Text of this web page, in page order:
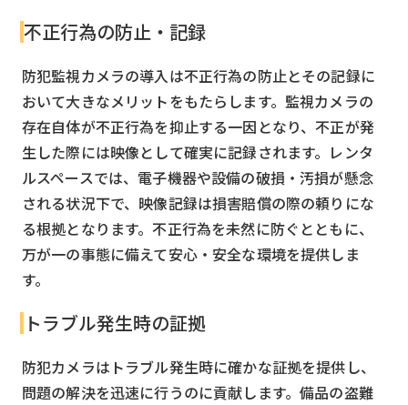
不正行為の防止・記録
防犯監視カメラの導入は不正行為の防止とその記録に
おいて大きなメリットをもたらします。監視カメラの
存在自体が不正行為を抑止する一因となり、不正が発
生した際には映像として確実に記録されます。レンタ
ルスペースでは、電子機器や設備の破損・汚損が懸念
される状況下で、映像記録は損害賠償の際の頼りにな
る根拠となります。不正行為を未然に防ぐとともに、
万が一の事態に備えて安心・安全な環境を提供しま
す。
トラブル発生時の証拠
防犯カメラはトラブル発生時に確かな証拠を提供し、
問題の解決を迅速に行うのに貢献します。備品の盗難